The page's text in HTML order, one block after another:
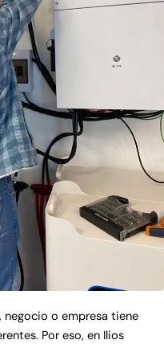
negocio o empresa tiene
Por eso, en Ilios